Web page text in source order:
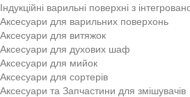
Індукційні варильні поверхні з
Аксесуари для варильних поверхонь
Аксесуари для витяжок
Аксесуари для духових шаф
Аксесуари для мийок
Аксесуари для сортерів
Аксесуари та Запчастини для змішувачів